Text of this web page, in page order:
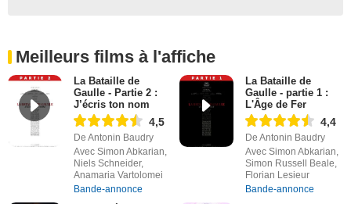
Meilleurs films à l'affiche
La Bataille de
Gaulle - Partie 2 :
J’écris ton nom
4,5
De Antonin Baudry
Avec Simon Abkarian,
Niels Schneider,
Anamaria Vartolomei
Bande-annonce
La Bataille de
Gaulle - partie 1 :
L'Âge de Fer
4,4
De Antonin Baudry
Avec Simon Abkarian,
Simon Russell Beale,
Florian Lesieur
Bande-annonce